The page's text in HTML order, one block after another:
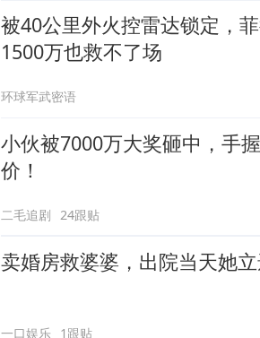
被40公里外火控雷达锁定，
1500万也救不了场
环球军武密语
小伙被7000万大奖砸中，手
价！
二毛追剧 24跟贴
卖婚房救婆婆，出院当天她
一口娱乐 1跟贴